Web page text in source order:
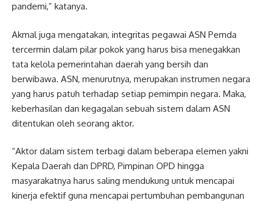
pandemi,” katanya.
Akmal juga mengatakan, integritas pegawai ASN Pemda
tercermin dalam pilar pokok yang harus bisa menegakkan
tata kelola pemerintahan daerah yang bersih dan
berwibawa. ASN, menurutnya, merupakan instrumen negara
yang harus patuh terhadap setiap pemimpin negara. Maka,
keberhasilan dan kegagalan sebuah sistem dalam ASN
ditentukan oleh seorang aktor.
“Aktor dalam sistem terbagi dalam beberapa elemen yakni
Kepala Daerah dan DPRD, Pimpinan OPD hingga
masyarakatnya harus saling mendukung untuk mencapai
kinerja efektif guna mencapai pertumbuhan pembangunan